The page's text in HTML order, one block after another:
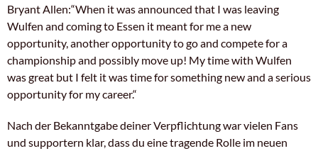
Bryant Allen:“When it was announced that I was leaving
Wulfen and coming to Essen it meant for me a new
opportunity, another opportunity to go and compete for a
championship and possibly move up! My time with Wulfen
was great but I felt it was time for something new and a serious
opportunity for my career.“
Nach der Bekanntgabe deiner Verpflichtung war vielen Fans
und supportern klar, dass du eine tragende Rolle im neuen